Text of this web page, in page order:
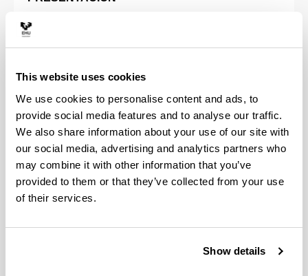
This website uses cookies
We use cookies to personalise content and ads, to
provide social media features and to analyse our traffic.
We also share information about your use of our site with
our social media, advertising and analytics partners who
may combine it with other information that you’ve
provided to them or that they’ve collected from your use
of their services.
Show details
Curso destinado al personal de mantenimiento de
la empresa Arcelor Mittal Sestao S.L con objeto de
constructivos básicos asociados a los motores
síncronos y a los cicloconvertidores que alimentan
este tipo de motores en aplicaciones de baja
TE BUSCAMOS A TI
Formación para personal de la empresa Arcelor
Mittal Sestao S.L. en relación al mantenimiento y